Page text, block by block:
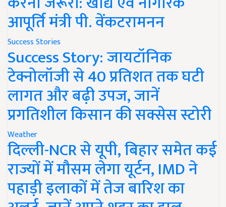
आपूर्ति मंत्री पी. वेंकटरामनन
Success Stories
Success Story: जायटॉनिक
टेक्नोलॉजी से 40 प्रतिशत तक घटी
लागत और बढ़ी उपज, जानें
प्रगतिशील किसान की सक्सेस स्टोरी
Weather
दिल्ली-NCR से यूपी, बिहार समेत कई
राज्यों में मौसम लेगा यूर्टन, IMD ने
पहाड़ी इलाकों में तेज बारिश का